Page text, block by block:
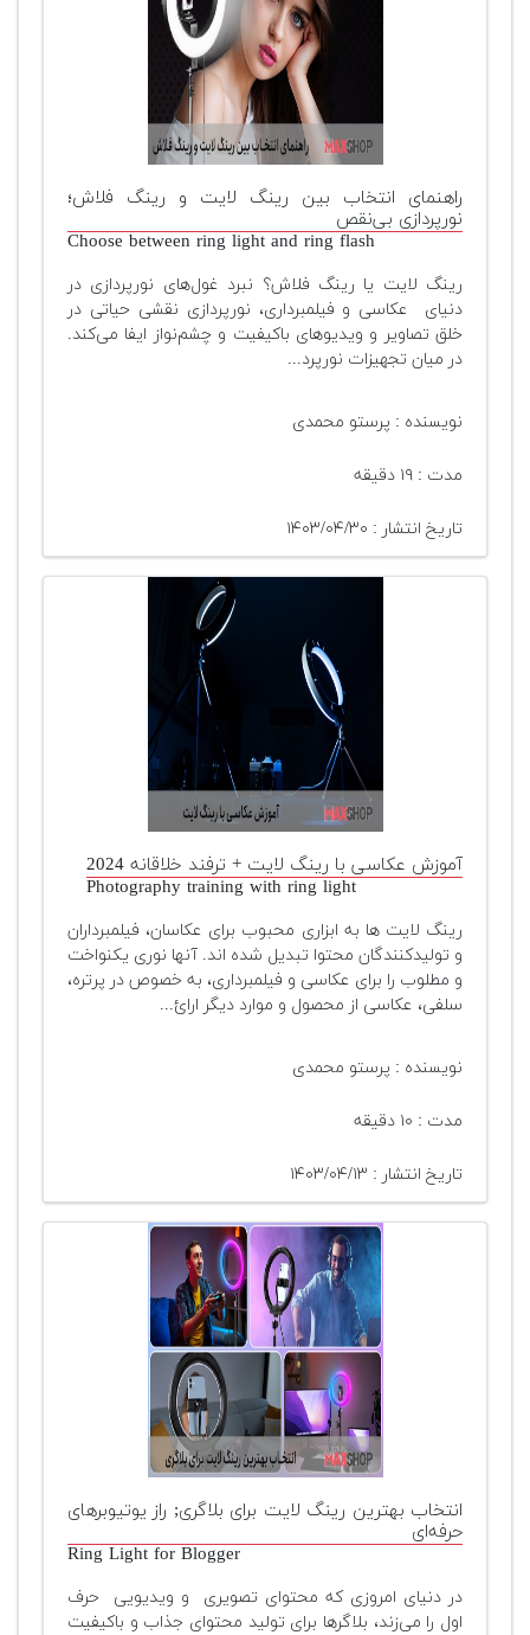
دوربین
راهنمای انتخاب بین رینگ لایت و رینگ فلاش؛
نورپردازی بی‌نقص
Choose between ring light and ring flash
رینگ لایت یا رینگ فلاش؟ نبرد غول‌های نورپردازی در
دنیای عکاسی و فیلمبرداری، نورپردازی نقشی حیاتی در
خلق تصاویر و ویدیوهای باکیفیت و چشم‌نواز ایفا می‌کند.
در میان تجهیزات نورپرد...
نویسنده : پرستو محمدی
مدت : ۱۹ دقیقه
تاریخ انتشار : ۱۴۰۳/۰۴/۳۰
آموزش عکاسی با رینگ لایت + ترفند خلاقانه 2024
Photography training with ring light
رینگ لایت ها به ابزاری محبوب برای عکاسان، فیلمبرداران
و تولیدکنندگان محتوا تبدیل شده اند. آنها نوری یکنواخت
و مطلوب را برای عکاسی و فیلمبرداری، به خصوص در پرتره،
سلفی، عکاسی از محصول و موارد دیگر ارائ...
نویسنده : پرستو محمدی
مدت : ۱۰ دقیقه
تاریخ انتشار : ۱۴۰۳/۰۴/۱۳
انتخاب بهترین رینگ لایت برای بلاگری; راز یوتیوبرهای
حرفه‌ای
Ring Light for Blogger
در دنیای امروزی که محتوای تصویری و ویدیویی حرف
اول را می‌زند، بلاگرها برای تولید محتوای جذاب و باکیفیت